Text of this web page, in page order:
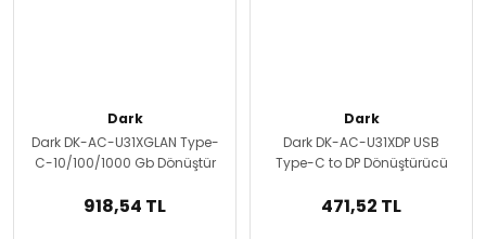
Dark
Dark DK-AC-U31XGLAN Type-
C-10/100/1000 Gb Dönüştür
918,54 TL
Dark
Dark DK-AC-U31XDP USB
Type-C to DP Dönüştürücü
471,52 TL